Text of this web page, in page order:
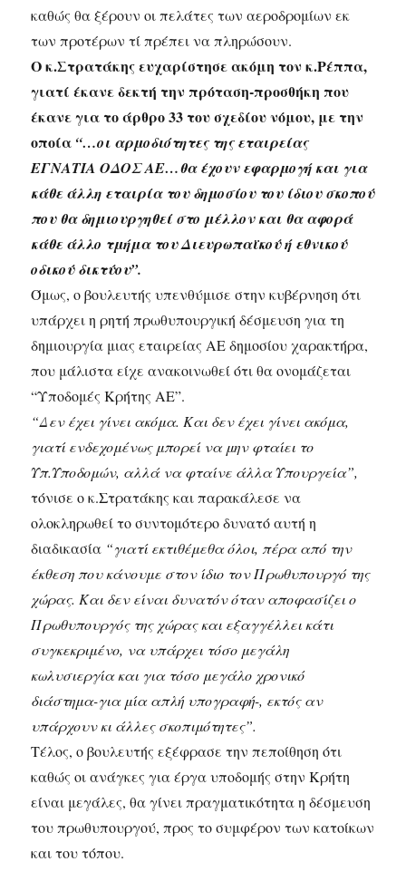
καθώς θα ξέρουν οι πελάτες των αεροδρομίων εκ
των προτέρων τί πρέπει να πληρώσουν.
Ο κ.Στρατάκης ευχαρίστησε ακόμη τον κ.Ρέππα,
γιατί έκανε δεκτή την πρόταση-προσθήκη που
έκανε για το άρθρο 33 του σχεδίου νόμου, με την
οποία “…οι αρμοδιότητες της εταιρείας
ΕΓΝΑΤΙΑ ΟΔΟΣ ΑΕ…θα έχουν εφαρμογή και για
κάθε άλλη εταιρία του δημοσίου του ίδιου σκοπού
που θα δημιουργηθεί στο μέλλον και θα αφορά
κάθε άλλο τμήμα του Διευρωπαϊκού ή εθνικού
οδικού δικτύου”.
Όμως, ο βουλευτής υπενθύμισε στην κυβέρνηση ότι
υπάρχει η ρητή πρωθυπουργική δέσμευση για τη
δημιουργία μιας εταιρείας ΑΕ δημοσίου χαρακτήρα,
που μάλιστα είχε ανακοινωθεί ότι θα ονομάζεται
“Υποδομές Κρήτης ΑΕ”.
“Δεν έχει γίνει ακόμα. Και δεν έχει γίνει ακόμα,
γιατί ενδεχομένως μπορεί να μην φταίει το
Υπ.Υποδομών, αλλά να φταίνε άλλα Υπουργεία”,
τόνισε ο κ.Στρατάκης και παρακάλεσε να
ολοκληρωθεί το συντομότερο δυνατό αυτή η
διαδικασία “γιατί εκτιθέμεθα όλοι, πέρα από την
έκθεση που κάνουμε στον ίδιο τον Πρωθυπουργό της
χώρας. Και δεν είναι δυνατόν όταν αποφασίζει ο
Πρωθυπουργός της χώρας και εξαγγέλλει κάτι
συγκεκριμένο, να υπάρχει τόσο μεγάλη
κωλυσιεργία και για τόσο μεγάλο χρονικό
διάστημα-για μία απλή υπογραφή-, εκτός αν
υπάρχουν κι άλλες σκοπιμότητες”.
Τέλος, ο βουλευτής εξέφρασε την πεποίθηση ότι
καθώς οι ανάγκες για έργα υποδομής στην Κρήτη
είναι μεγάλες, θα γίνει πραγματικότητα η δέσμευση
του πρωθυπουργού, προς το συμφέρον των κατοίκων
και του τόπου.